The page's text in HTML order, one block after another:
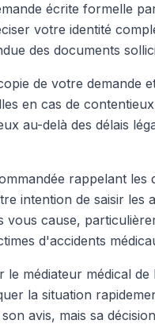
écrite formelle
votre identité
des documents
de votre demande
en cas de
au-delà des délais
rappelant les
intention de saisir les
cause,
d'accidents
médiateur médical
la situation
avis, mais sa